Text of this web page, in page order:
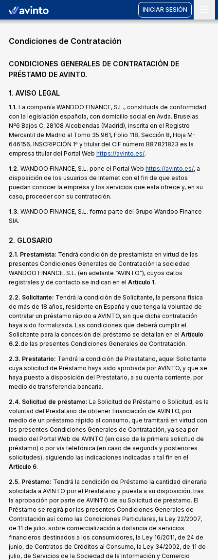
Vete a casa
INICIAR SESIÓN
Condiciones de Contratación
CONDICIONES GENERALES DE CONTRATACIÓN DE
PRÉSTAMO DE AVINTO.
1. AVISO LEGAL
1.1. La compañía WANDOO FINANCE, S.L., constituida de conformidad
con la legislación española, con domicilio social en Avda. Bruselas
Nº6 Bajos C, 28108 Alcobendas (Madrid), inscrita en el Registro
Mercantil de Madrid al Tomo 35.961, Folio 118, Sección 8, Hoja M-
646156, INSCRIPCIÓN 1ª y titular del CIF número B87821823 es la
empresa titular del Portal Web https://avinto.es/.
1.2. WANDOO FINANCE, S.L. pone el Portal Web https://avinto.es/, a
disposición de los usuarios de Internet con el fin de que estos
puedan conocer la empresa y los servicios que esta ofrece y, en su
caso, proceder con su contratación.
1.3. WANDOO FINANCE, S.L. forma parte del Grupo Wandoo Finance
SIA.
2. GLOSARIO
2.1. Prestamista: Tendrá condición de prestamista en virtud de las
presentes Condiciones Generales de Contratación la sociedad
WANDOO FINANCE, S.L. (en adelante “AVINTO”), cuyos datos
registrales y de contacto se indican en el Artículo 1.
2.2. Solicitante: Tendrá la condición de Solicitante, la persona física
de más de 18 años, residente en España y que tenga la voluntad de
contratar un préstamo rápido a AVINTO, sin que dicha contratación
haya sido formalizada. Las condiciones que deberá cumplir el
Solicitante para la concesión del préstamo se detallan en el Artículo
6.2.de las presentes Condiciones Generales de Contratación.
2.3. Prestatario: Tendrá la condición de Prestatario, aquel Solicitante
cuya solicitud de Préstamo haya sido aprobada por AVINTO, y que se
haya puesto a disposición del Prestatario, a su cuenta corriente, por
medio de transferencia bancaria.
2.4. Solicitud de préstamo: La Solicitud de Préstamo o Solicitud, es la
voluntad del Prestatario de obtener financiación de AVINTO, por
medio de un préstamo rápido al consumo, que tramitará en virtud con
las presentes Condiciones Generales de Contratación, ya sea por
medio del Portal Web de AVINTO (en caso de la primera solicitud de
préstamo) o por vía telefónica (en caso de segunda y posteriores
solicitudes), siguiendo las indicaciones indicadas a tal fin en el
Artículo 6.
2.5. Préstamo: Tendrá la condición de Préstamo la cantidad dineraria
solicitada a AVINTO por el Prestatario y puesta a su disposición, tras
la aprobación por parte de AVINTO de su Solicitud de préstamo. El
Préstamo se regirá por las presentes Condiciones Generales de
Contratación así como las Condiciones Particulares, la Ley 22/2007,
de 11 de julio, sobre comercialización a distancia de servicios
financieros destinados a los consumidores, la Ley 16/2011, de 24 de
junio, de Contratos de Créditos al Consumo, la Ley 34/2002, de 11 de
julio, de Servicios de la Sociedad de la Información y Comercio